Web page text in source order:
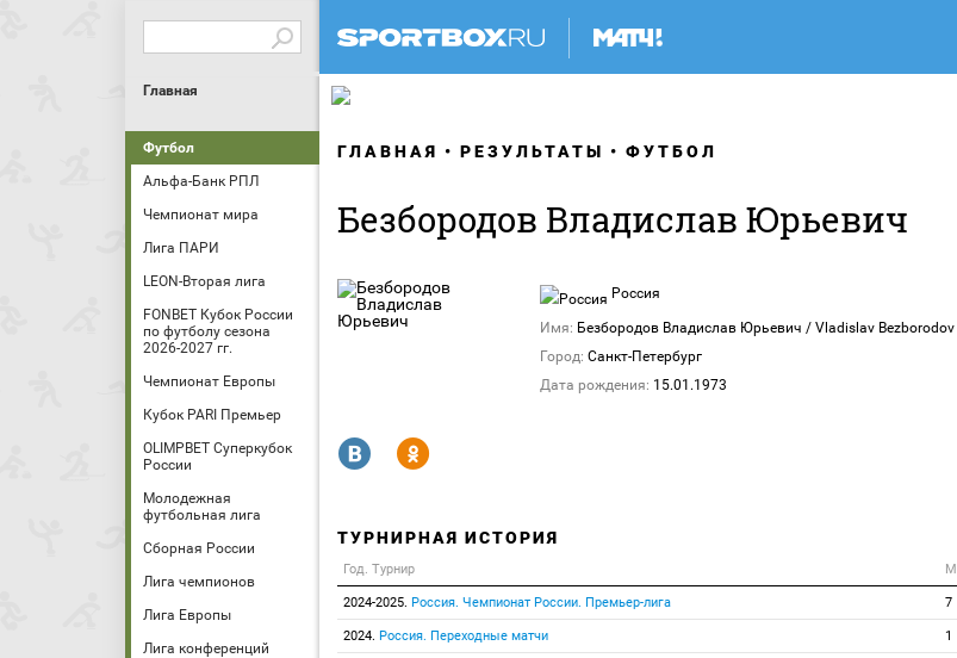
Главная
Футбол
Альфа-Банк РПЛ
Чемпионат мира
Лига ПАРИ
LEON-Вторая лига
FONBET Кубок России
по футболу сезона
2026-2027 гг.
Чемпионат Европы
Кубок PARI Премьер
OLIMPBET Суперкубок
России
Молодежная
футбольная лига
Сборная России
Лига чемпионов
Лига Европы
Лига конференций
ГЛАВНАЯ РЕЗУЛЬТАТЫ ФУТБОЛ
Безбородов Владислав Юрьевич
Россия
Имя: Безбородов Владислав Юрьевич / Vladislav Bezborodov
Город: Санкт-Петербург
Дата рождения: 15.01.1973
R Y
ТУРНИРНАЯ ИСТОРИЯ
Год. Турнир М
2024-2025. Россия. Чемпионат России. Премьер-лига 7
2024. Россия. Переходные матчи 1